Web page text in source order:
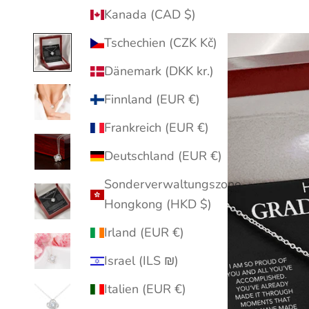
Kanada (CAD $)
Tschechien (CZK Kč)
Dänemark (DKK kr.)
Finnland (EUR €)
Frankreich (EUR €)
Deutschland (EUR €)
Sonderverwaltungszone
Hongkong (HKD $)
Irland (EUR €)
Israel (ILS ₪)
Italien (EUR €)